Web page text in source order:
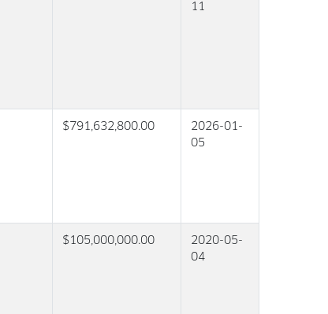
11
$791,632,800.00
2026-01-
05
$105,000,000.00
2020-05-
04